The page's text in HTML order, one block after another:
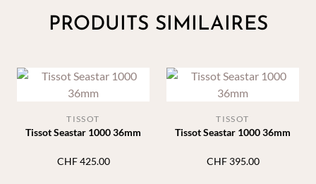
PRODUITS SIMILAIRES
Tissot Seastar 1000 36mm
TISSOT
CHF425.00
Tissot Seastar 1000 36mm
TISSOT
CHF395.00